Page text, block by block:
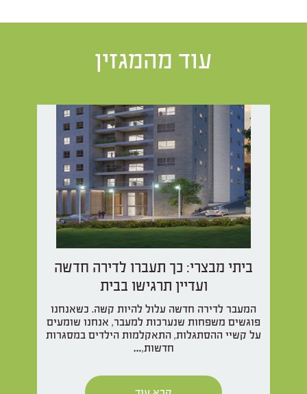
עוד מהמגזין
ביתי מבצרי: כך תעברו לדירה חדשה
ועדיין תרגישו בבית
המעבר לדירה חדשה עלול להיות קשה. כשאנחנו
פוגשים משפחות שנערכות למעבר, אנחנו שומעים
על קשיי ההסתגלות, התאקלמות הילדים במסגרות
חדשות,…